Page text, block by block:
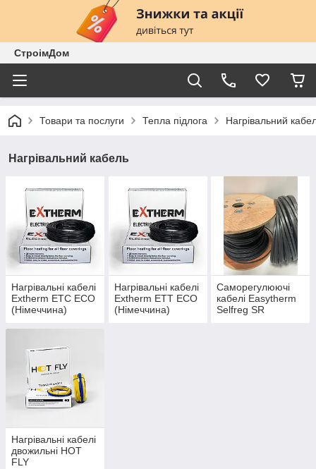
СтроімДом
Товари та послуги Тепла підлога Нагрівальний
Нагрівальний кабель
Нагрівальні кабелі
Extherm ETС ECO
(Німеччина)
Нагрівальні кабелі
Extherm ETT ECO
(Німеччина)
Саморегулюючі
кабелі Easytherm
Selfreg SR
Нагрівальні кабелі
двожильні HOT
FLY